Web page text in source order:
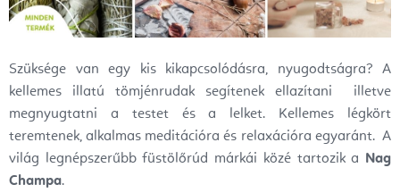
Szüksége van egy kis kikapcsolódásra, nyugodtságra? A
kellemes illatú tömjénrudak segítenek ellazítani illetve
megnyugtatni a testet és a lelket. Kellemes légkört
teremtenek, alkalmas meditációra és relaxációra egyaránt. A
világ legnépszerűbb füstölőrúd márkái közé tartozik a Nag
Champa.